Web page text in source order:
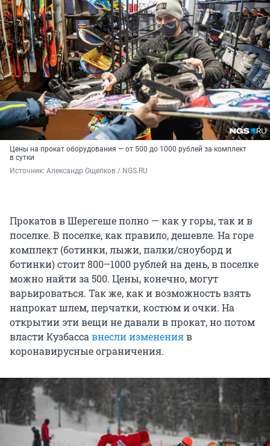
Цены на прокат оборудования — от 500 до 1000 рублей за комплект
в сутки
Источник: Александр Ощепков / NGS.RU
Прокатов в Шерегеше полно — как у горы, так и в
поселке. В поселке, как правило, дешевле. На горе
комплект (ботинки, лыжи, палки/сноуборд и
ботинки) стоит 800–1000 рублей на день, в поселке
можно найти за 500. Цены, конечно, могут
варьироваться. Так же, как и возможность взять
напрокат шлем, перчатки, костюм и очки. На
открытии эти вещи не давали в прокат, но потом
власти Кузбассавнесли измененияв
коронавирусные ограничения.